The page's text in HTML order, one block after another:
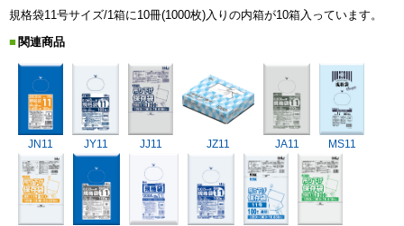
規格袋11号サイズ/1箱に10冊(1000枚)入りの内箱が10箱入っています。
関連商品
JN11 JY11 JJ11 JZ11 JA11 MS11